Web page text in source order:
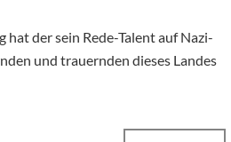
hat der sein Rede-Talent auf Nazi-
und trauernden dieses Landes